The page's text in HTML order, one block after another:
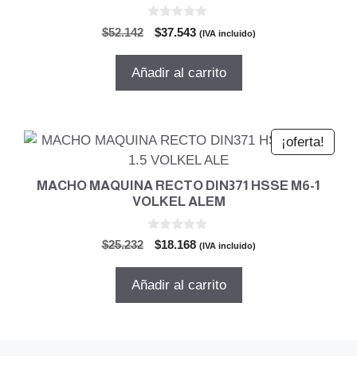
$52.142
El
original
$37.543El
actual
(IVA incluido)
Añadir al carrito
¡oferta!
MACHO MAQUINA RECTO DIN371 HSSE M6-1
VOLKEL ALEM
$25.232
El
original
$18.168El
actual
(IVA incluido)
Añadir al carrito